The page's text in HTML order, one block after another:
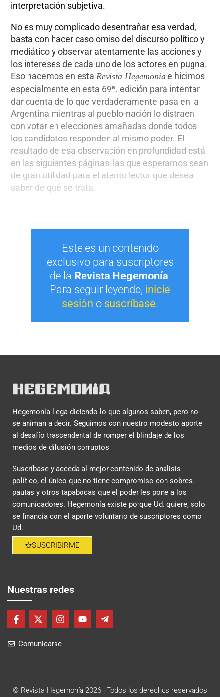
interpretación subjetiva.
No es muy complicado desentrañar esa verdad,
basta con hacer caso omiso del discurso político y
mediático y observar atentamente las acciones y
los intereses de cada uno de los actores en pugna.
Eso hacemos en estaRevista Hegemonía e hicimos
especialmente en esta 69ª. edición para intentar
dar cuenta de lo que verdaderamente pasa en la
Argentina mientras al pueblo-nación lo distraen
con votar en elecciones amañadas donde todos
los candidatos responden al mismo poder. El
resultado de esa observación en profundidad está
en las siguientes páginas, las que esperamos sean
de gran utilidad para el atento lector que desea
saber de qué se trata.
Este es un contenido
exclusivo para suscriptores
de la Revista Hegemonía.
Para seguir leyendo, inicie
sesión o suscríbase.
Hegemonía llega diciendo lo que algunos saben, pero no
se animan a decir. Seguimos con nuestro modesto aporte
al desafío trascendental de romper el blindaje de los
medios de difusión corruptos.
Suscríbase y acceda al mejor contenido de análisis
político, el único que no tiene compromiso con sobres,
pautas y otros tapabocas que el poder les pone a los
comunicadores. Hegemonía existe porque Ud. quiere, solo
se financia con el aporte voluntario de suscriptores como
Ud.
SUSCRIBIRME
Nuestras redes
F
a
e
o
-
X
-
w
t
r
I
n
t
r
m
Y
o
e
T
e
a
-
Comunicarse
© Revista Hegemonía 2026 | Todos los derechos reservados